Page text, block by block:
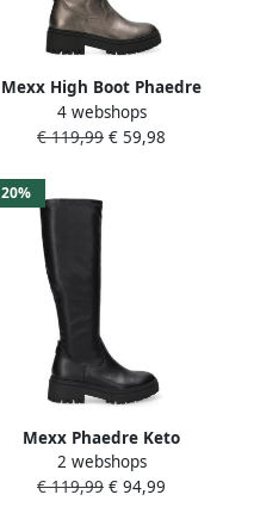
Mexx High Boot Phaedre
Keto Bronze Dames
4 webshops
€ 119,99 € 59,98
20%
Mexx Phaedre Keto
imitatieleren laarzen met
profielzool zwart
2 webshops
€ 119,99 € 94,99